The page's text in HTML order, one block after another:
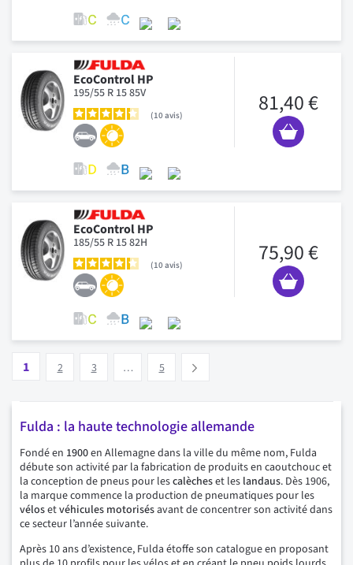
EcoControl HP
195/55 R 15 85V
10avis 81,40 €
EcoControl HP
185/55 R 15 82H
10avis 75,90 €
Vous lisez actuellement la page
1 2 3 … 5
Fulda : la haute technologie allemande
Fondé en 1900en Allemagne dans la ville du même nom, Fulda
débute son activité par la fabrication de produits en caoutchouc et
la conception de pneus pour lescalècheset les landaus. Dès 1906,
la marque commence la production de pneumatiques pour les
vélosetvéhicules motorisésavant de concentrer son activité dans
ce secteur l’année suivante.
Après 10 ans d’existence, Fulda étoffe son catalogue en proposant